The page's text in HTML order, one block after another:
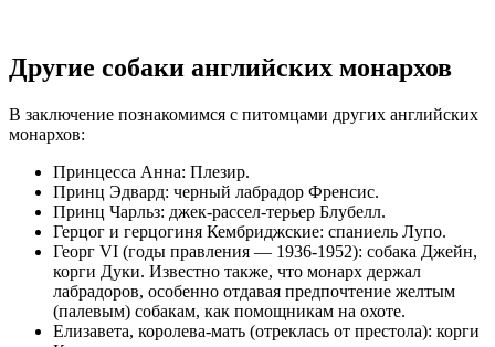
Другие собаки английских монархов
В заключение познакомимся с питомцами других английских
монархов:
Принцесса Анна: Плезир.
Принц Эдвард: черный лабрадор Френсис.
Принц Чарльз: джек-рассел-терьер Блубелл.
Герцог и герцогиня Кембриджские: спаниель Лупо.
Георг VI (годы правления — 1936-1952): собака Джейн,
корги Дуки. Известно также, что монарх держал
лабрадоров, особенно отдавая предпочтение желтым
(палевым) собакам, как помощникам на охоте.
Елизавета, королева-мать (отреклась от престола): корги